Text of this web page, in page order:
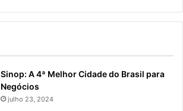
Sinop: A 4ª Melhor Cidade do Brasil para
Negócios
julho 23, 2024